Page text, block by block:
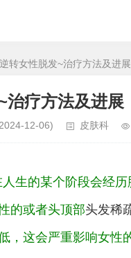
转女性脱发~治疗方法及进展
治疗方法及进展
12-06) 皮肤科
生的某个阶段会经
的或者头顶部头发稀
，这会严重影响女性